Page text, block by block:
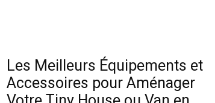
Les Meilleurs Équipements et
Accessoires pour Aménager